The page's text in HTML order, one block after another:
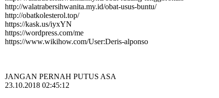
http:­//­walatrabersihwanita.­my.­id/­obat-­usus-­buntu/­
http:­//­obatkolesterol.­top/­
https://kask.us/iyxYN
https:­//­wordpress.­com/­me
https:­//­www.­wikihow.­com/­User:­Deris-­alponso
JANGAN PERNAH PUTUS ASA
23.10.2018 02:45:12